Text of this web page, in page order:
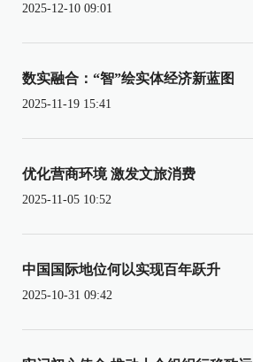
2025-12-10 09:01
数实融合：“智”绘实体经济新蓝图
2025-11-19 15:41
优化营商环境 激发文旅消费
2025-11-05 10:52
中国国际地位何以实现百年跃升
2025-10-31 09:42